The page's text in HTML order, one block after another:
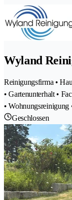
Wyland
Reinigungsfirma •
• Gartenunterhalt •
• Wohnungsreinigung
Geschlossen